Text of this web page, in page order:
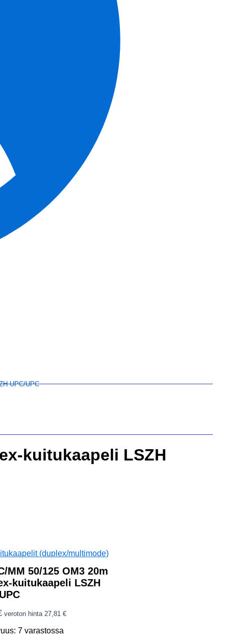
UPC/UPC
kuitukaapeli LSZH
(duplex/multimode)
MM 50/125 OM3 20m
kuitukaapeli LSZH
veroton hinta 27,81€
7 varastossa